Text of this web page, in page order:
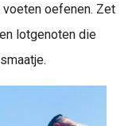
voeten oefenen. Zet
lotgenoten die